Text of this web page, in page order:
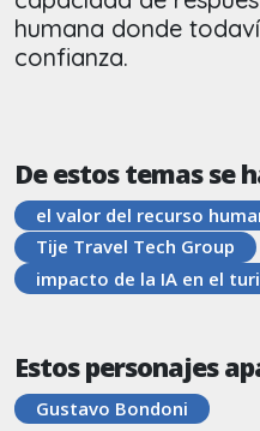
humana donde
confianza.
De estos temas se
el valor del recurso
Tije Travel Tech Group
impacto de la IA en el
Estos personajes
Gustavo Bondoni